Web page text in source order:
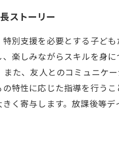
ストーリー
別支援を必要とする子ど
楽しみながらスキルを身
た、友人とのコミュニケ
特性に応じた指導を行う
く寄与します。放課後等